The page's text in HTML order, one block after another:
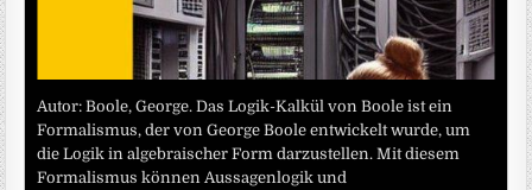
Autor: Boole, George. Das Logik-Kalkül von Boole ist ein
Formalismus, der von George Boole entwickelt wurde, um
die Logik in algebraischer Form darzustellen. Mit diesem
Formalismus können Aussagenlogik und